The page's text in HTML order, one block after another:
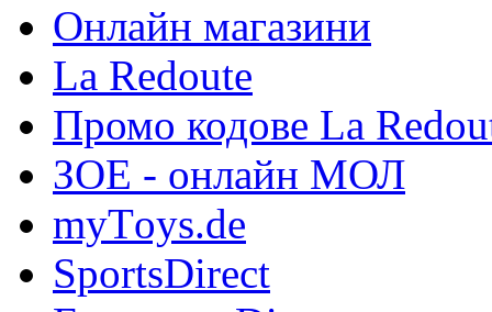
Онлайн магазини
La Redoute
Промо кодове La
ЗОЕ - онлайн МОЛ
myТoys.de
SportsDirect